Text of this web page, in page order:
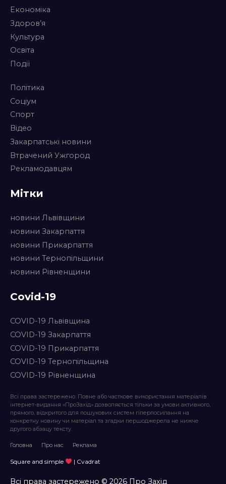
Економіка
Здоров’я
Культура
Освіта
Події
Політика
Соціум
Спорт
Відео
Закарпатські новини
Втрачений Ужгород
Рекламодавцям
Мітки
новини Львівщини
новини Закарпаття
новини Прикарпаття
новини Тернопільщини
новини Рівненщини
Covid-19
COVID-19 Львівщина
COVID-19 Закарпаття
COVID-19 Прикарпаття
COVID-19 Тернопільщина
COVID-19 Рівненщина
Всі права застережено. Повне або часткове використання матеріалів
інтернет-видання «ПроЗахід» дозволяється тільки за умови активного,
прямого, відкритого для пошукових систем гіперпосилання на
конкретну новину чи матеріал та згадки першоджерела не нижче
другого абзацу тексту.
Головна Про нас Реклама
Square and simple | Cvadrat
Всі права застережено © 2026 Про Захід